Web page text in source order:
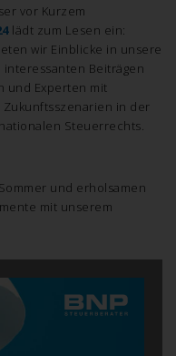
vor Kurzem
lädt zum Lesen ein:
wir Einblicke in unsere
Beiträgen
und Experten mit
in der
Steuerrechts.
und erholsamen
mit unserem